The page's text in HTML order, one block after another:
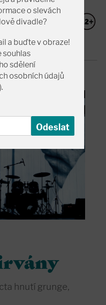
hnutí grunge,
o slevách
divadle?
a buďte v obraze!
souhlas
sdělení
osobních údajů